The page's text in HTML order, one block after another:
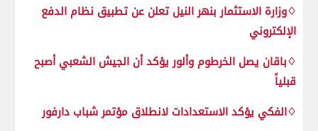
♢وزارة الاستثمار بنهر النيل تعلن عن تطبيق نظام الدفع
الإلكتروني
♢باقان يصل الخرطوم وألور يؤكد أن الجيش الشعبي أصبح
قبلياً
♢الفكي يؤكد الاستعدادات لانطلاق مؤتمر شباب دارفور